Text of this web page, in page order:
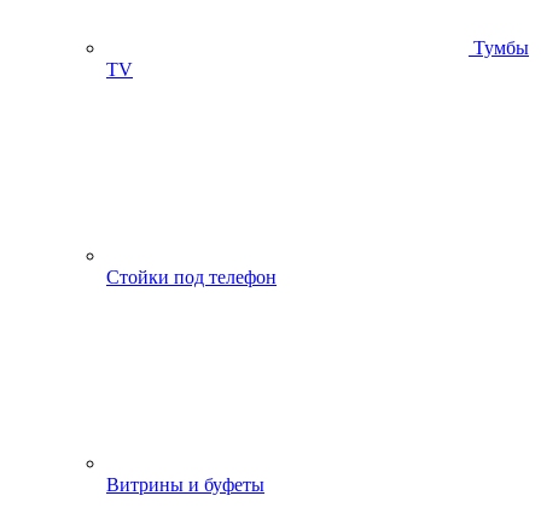
Тумбы
ТV
Стойки под телефон
Витрины и буфеты